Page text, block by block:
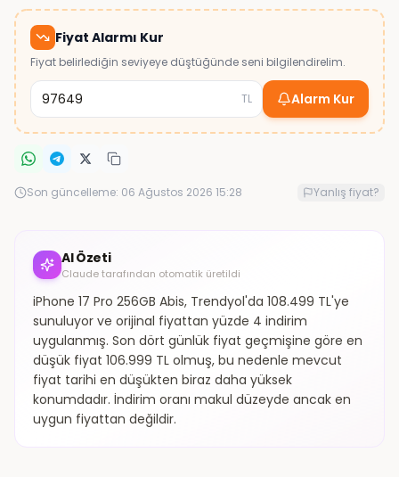
Fiyat Alarmı Kur
Fiyat belirlediğin seviyeye düştüğünde seni bilgilendirelim.
TL Alarm Kur
Son güncelleme: 06 Ağustos 2026 15:28 Yanlış fiyat?
AI Özeti
Claude tarafından otomatik üretildi
iPhone 17 Pro 256GB Abis, Trendyol'da 108.499 TL'ye
sunuluyor ve orijinal fiyattan yüzde 4 indirim
uygulanmış. Son dört günlük fiyat geçmişine göre en
düşük fiyat 106.999 TL olmuş, bu nedenle mevcut
fiyat tarihi en düşükten biraz daha yüksek
konumdadır. İndirim oranı makul düzeyde ancak en
uygun fiyattan değildir.